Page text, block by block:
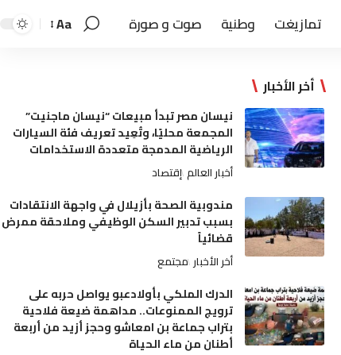
تمازيغت وطنية صوت و صورة Aa
أخر الأخبار
نيسان مصر تبدأ مبيعات “نيسان ماجنيت”
المجمعة محليًا، وتُعِيد تعريف فئة السيارات
الرياضية المدمجة متعددة الاستخدامات
أخبار العالم إقتصاد
مندوبية الصحة بأزيلال في واجهة الانتقادات
بسبب تدبير السكن الوظيفي وملاحقة ممرض
قضائياً
أخر الأخبار مجتمع
الدرك الملكي بأولادعبو يواصل حربه على
ترويج الممنوعات.. مداهمة ضيعة فلاحية
بتراب جماعة بن امعاشو وحجز أزيد من أربعة
أطنان من ماء الحياة